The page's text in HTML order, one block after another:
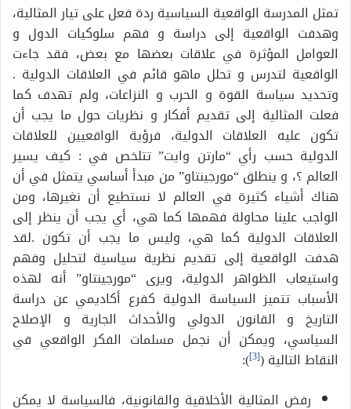
تمثل المدرسة الواقعية السياسية ردة فعل على تيار المثالية،
وهدفت الواقعية إلى دراسة و فهم سلوكيات الدول و
العوامل المؤثرة في علاقات بعضها مع بعض، فقد جاءت
الواقعية لتدرس و تحلل ماهو قائم في العلاقات الدولية .
وتحديد سياسة القوة و الحرب و النزاعات، ولم تهدف كما
فعلت المثالية إلى تقديم أفكار و نظريات حول ما يجب أن
تكون عليه العلاقات الدولية، فرؤية الواقعيين للعلاقات
الدولية حسب رأي “مارتن وايت” تتلخص في : كيف يسير
العالم ؟، و ينطلق “مورجينتاو” من مبدأ أساسي يتمثل في أن
هناك أشياء كثيرة في العالم لا نستطيع أن نغيرها، ومن
الواجب علينا محاولة فهمها كما هي، أي يجب أن ينظر إلى
العلاقات الدولية كما هي، وليس ما يجب أن تكون .لقد
هدفت الواقعية إلى تقديم نظرية سياسية لتحليل وفهم
واستيعاب الظواهر الدولية، ويرى “مورجينتاو” أنه لهذه
الأسباب تتميز السياسة الدولية كفرع أكاديمي عن دراسة
التاريخ و القانون الدولي والأحداث الجارية و الإصلاح
السياسي، ويمكن أن نجمل مسلمات الفكر الواقعي في
النقاط التالية ([3]
):
رفض المثالية الأخلاقية والقانونية، فالسياسة لا يمكن